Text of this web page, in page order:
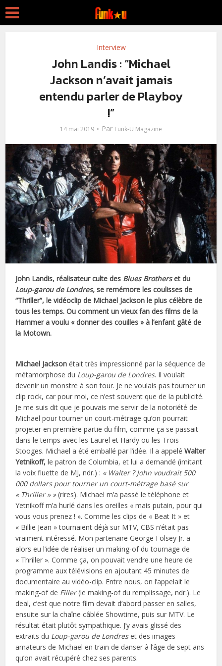
Interview
John Landis : “Michael
Jackson n’avait jamais
entendu parler de Playboy
!”
14 mai 2019 Par Funk-U Magazine
John Landis, réalisateur culte des Blues Brotherset du
Loup-garou de Londres, se remémore les coulisses de
“Thriller”, le vidéoclip de Michael Jackson le plus célèbre de
tous les temps. Ou comment un vieux fan des films de la
Hammer a voulu « donner des couilles » à l’enfant gâté de
la Motown.
Michael Jackson était très impressionné par la séquence de
métamorphose du Loup-garou de Londres. Il voulait
devenir un monstre à son tour. Je ne voulais pas tourner un
clip rock, car pour moi, ce n’est souvent que de la publicité.
Je me suis dit que je pouvais me servir de la notoriété de
Michael pour tourner un court-métrage qu’on pourrait
projeter en première partie du film, comme ça se passait
dans le temps avec les Laurel et Hardy ou les Trois
Stooges. Michael a été emballé par l’idée. Il a appeléWalter
Yetnikoff, le patron de Columbia, et lui a demandé (imitant
la voix fluette de MJ, ndr.) : « Walter ? John voudrait 500
000 dollars pour tourner un court-métrage basé sur
« Thriller » »(rires). Michael m’a passé le téléphone et
Yetnikoff m’a hurlé dans les oreilles « mais putain, pour qui
vous vous prenez ! ». Comme les clips de « Beat It » et
« Billie Jean » tournaient déjà sur MTV, CBS n’était pas
vraiment intéressé. Mon partenaire George Folsey Jr. a
alors eu l’idée de réaliser un making-of du tournage de
« Thriller ». Comme ça, on pouvait vendre une heure de
programme aux télévisions en ajoutant 45 minutes de
documentaire au vidéo-clip. Entre nous, on l’appelait le
making-of de Filler(le making-of du remplissage, ndr.). Le
deal, c’est que notre film devait d’abord passer en salles,
ensuite sur la chaîne câblée Showtime, puis sur MTV. Le
résultat était plutôt sympathique. J’y avais glissé des
extraits du Loup-garou de Londreset des images
amateurs de Michael en train de danser à l’âge de sept ans
qu’on avait récupéré chez ses parents.